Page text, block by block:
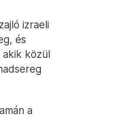
izraeli
és
közül
a